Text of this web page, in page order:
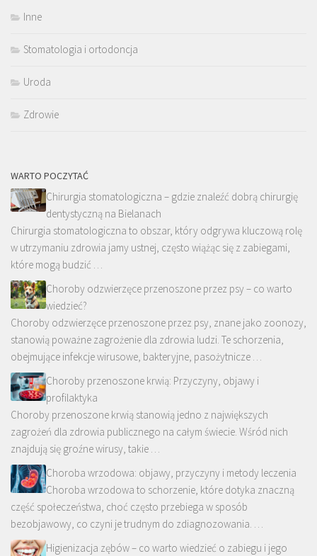
Inne
Stomatologia i ortodoncja
Uroda
Zdrowie
WARTO POCZYTAĆ
Chirurgia stomatologiczna – gdzie znaleźć dobrą chirurgię
dentystyczną na Bielanach
Chirurgia stomatologiczna to obszar, który odgrywa kluczową rolę
w utrzymaniu zdrowia jamy ustnej, często wiążąc się z zabiegami,
które mogą budzić …
Choroby odzwierzęce przenoszone przez psy – co warto
wiedzieć?
Choroby odzwierzęce przenoszone przez psy, znane jako zoonozy,
stanowią poważne zagrożenie dla zdrowia ludzi. Te schorzenia,
obejmujące infekcje wirusowe, bakteryjne, pasożytnicze …
Choroby przenoszone krwią: Przyczyny, objawy i
profilaktyka
Choroby przenoszone krwią stanowią jedno z największych
zagrożeń dla zdrowia publicznego na całym świecie. Wśród nich
znajdują się groźne wirusy, takie …
Choroba wrzodowa: objawy, przyczyny i metody leczenia
Choroba wrzodowa to schorzenie, które dotyka znaczną
część społeczeństwa, choć często przebiega w sposób
bezobjawowy, co czyni je trudnym do zdiagnozowania. …
Higienizacja zębów – co warto wiedzieć o zabiegu i jego